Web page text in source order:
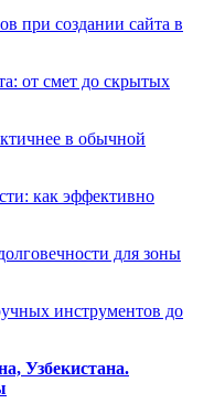
при создании сайта в
от смет до скрытых
в обычной
как эффективно
для зоны
инструментов до
Узбекистана.